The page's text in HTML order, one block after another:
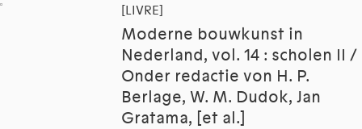
[LIVRE]
Moderne bouwkunst in
Nederland, vol. 14 : scholen II /
Onder redactie von H. P.
Berlage, W. M. Dudok, Jan
Gratama, [et al.]